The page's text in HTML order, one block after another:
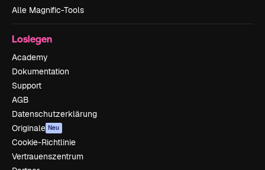
Alle Magnific-Tools
Loslegen
Academy
Dokumentation
Support
AGB
Datenschutzerklärung
Originale Neu
Cookie-Richtlinie
Vertrauenszentrum